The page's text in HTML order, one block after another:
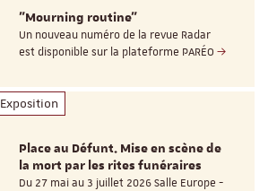
"Mourning routine"
Un nouveau numéro de la revue Radar
est disponible sur la plateforme PARÉO
Exposition
Place au Défunt. Mise en scène de
la mort par les rites funéraires
Du 27 mai au 3 juillet 2026 Salle Europe -